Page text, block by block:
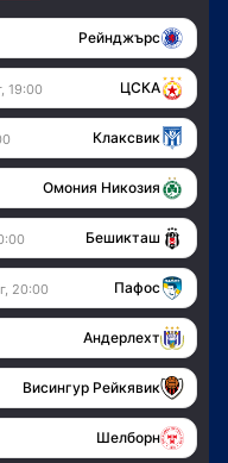
Рейнджърс
19:00 ЦСКА
Клаксвик
Омония Никозия
Бешикташ
20:00 Пафос
Андерлехт
Висингур Рейкявик
Шелборн